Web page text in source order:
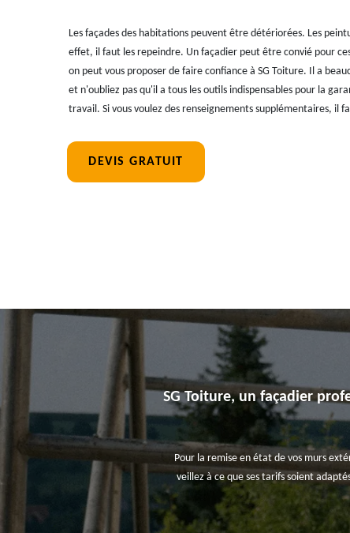
Les façades des habitations peuvent être détériorées. Les
effet, il faut les repeindre. Un façadier peut être convié pour
on peut vous proposer de faire confiance à SG Toiture. Il a
et n'oubliez pas qu'il a tous les outils indispensables pour la
travail. Si vous voulez des renseignements supplémentaires, il
DEVIS GRATUIT
SG Toiture, un façadier
Pour la remise en état de vos murs
veillez à ce que ses tarifs soient